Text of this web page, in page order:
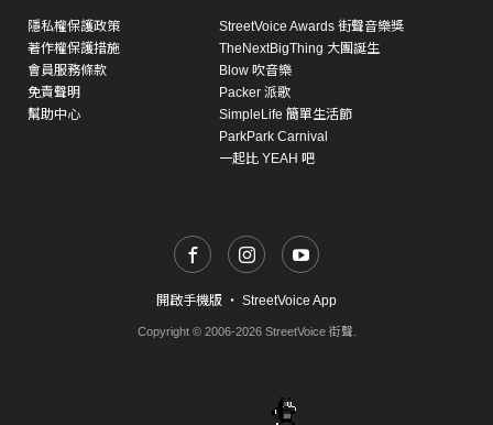
隱私權保護政策
著作權保護措施
會員服務條款
免責聲明
幫助中心
StreetVoice Awards 街聲音樂獎
TheNextBigThing 大團誕生
Blow 吹音樂
Packer 派歌
SimpleLife 簡單生活節
ParkPark Carnival
一起比 YEAH 吧
開啟手機版 ・ StreetVoice App
Copyright © 2006-2026 StreetVoice 街聲.